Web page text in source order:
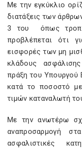
Με την εγκύκλιο
διατάξεις των
3 του
όπως
προβλέπεται ότι
εισφορές των μη
κλάδους
πράξη του Υπουργού
κατά το ποσοστό
τιμών καταναλωτή
Με την ανωτέρω
αναπροσαρμογή
ασφαλιστικές